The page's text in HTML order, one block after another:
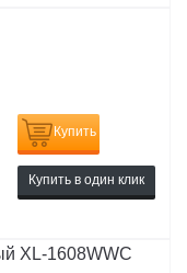
Купить
Купить в один клик
XL-1608WWC